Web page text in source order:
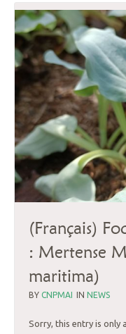
(Français)
: Mertense
maritima)
BYCNPMAI IN NEWS
Sorry, this entry is only